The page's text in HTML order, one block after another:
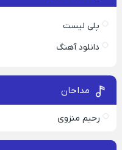
پلی لیست
دانلود آهنگ
مداحان
رحیم منزوی